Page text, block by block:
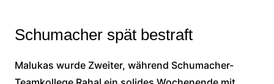
Schumacher spät bestraft
Malukas wurde Zweiter, während Schumacher-